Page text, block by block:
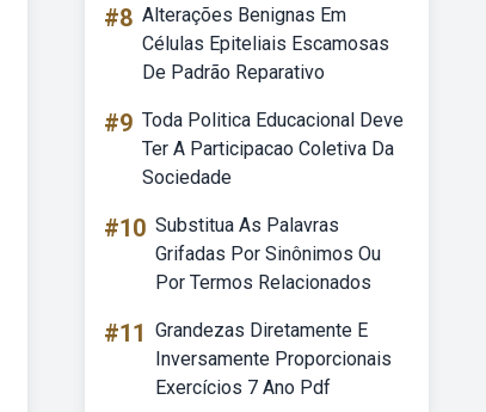
#8 Alterações Benignas Em
Células Epiteliais Escamosas
De Padrão Reparativo
#9 Toda Politica Educacional Deve
Ter A Participacao Coletiva Da
Sociedade
#10 Substitua As Palavras
Grifadas Por Sinônimos Ou
Por Termos Relacionados
#11 Grandezas Diretamente E
Inversamente Proporcionais
Exercícios 7 Ano Pdf